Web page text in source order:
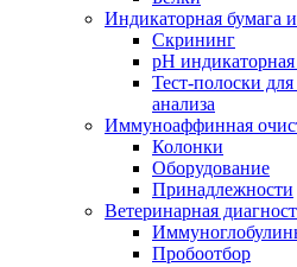
Индикаторная бумага
Скрининг
pH
Тест-полоски
анализа
Иммуноаффинная
Колонки
Оборудование
Принадлежности
Ветеринарная
Пробоотбор